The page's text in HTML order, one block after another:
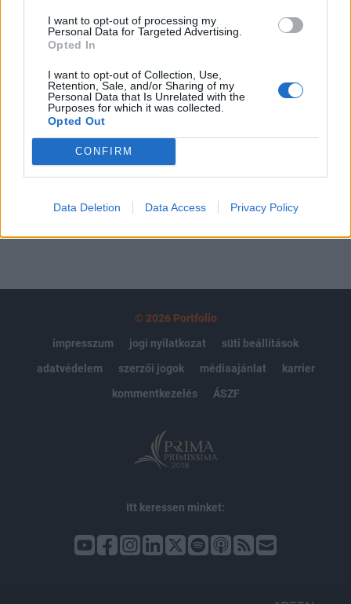
I want to opt-out of processing my
Personal Data for Targeted Advertising.
Opted In
I want to opt-out of Collection, Use,
Retention, Sale, and/or Sharing of my
Personal Data that Is Unrelated with the
Purposes for which it was collected.
Opted Out
CONFIRM
Data Deletion Data Access Privacy Policy
Az előfizetés a következőket tartalmazza:
Kötéslisták: BÉT elmúlt 2 év napon belüli
kötéslistái
Előfizetés
© 2026 Portfolio
impresszum
jogi nyilatkozat
süti beállítások
adatvédelem
szerzői jogok médiaajánlat
karrier
kommentkezelés
ÁSZF
Itt keressen minket: